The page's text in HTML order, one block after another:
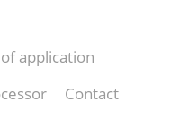
application
Contact